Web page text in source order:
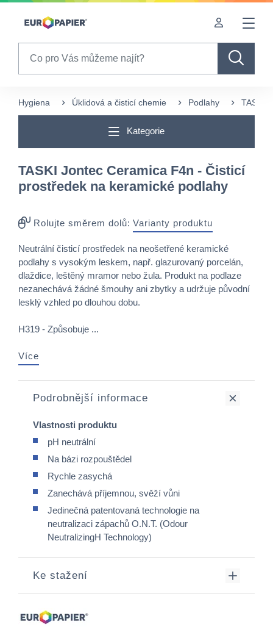
Table Of Content
Hygiena Úklidová a čisticí chemie Podlahy TASKI
Kategorie
TASKI Jontec Ceramica F4n - Čisticí
prostředek na keramické podlahy
Rolujte směrem dolů: Varianty produktu
Neutrální čisticí prostředek na neošetřené keramické
podlahy s vysokým leskem, např. glazurovaný porcelán,
dlaždice, leštěný mramor nebo žula. Produkt na podlaze
nezanechává žádné šmouhy ani zbytky a udržuje původní
lesklý vzhled po dlouhou dobu.
H319 - Způsobuje ...
Více
Podrobnější informace
Vlastnosti produktu
pH neutrální
Na bázi rozpouštědel
Rychle zasychá
Zanechává příjemnou, svěží vůni
Jedinečná patentovaná technologie na
neutralizaci zápachů O.N.T. (Odour
NeutralizingH Technology)
Ke stažení